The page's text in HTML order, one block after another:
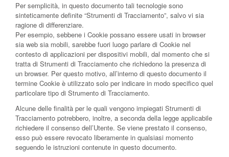
Per semplicità, in questo documento tali tecnologie sono
sinteticamente definite “Strumenti di Tracciamento”, salvo vi sia
ragione di differenziare.
Per esempio, sebbene i Cookie possano essere usati in browser
sia web sia mobili, sarebbe fuori luogo parlare di Cookie nel
contesto di applicazioni per dispositivi mobili, dal momento che si
tratta di Strumenti di Tracciamento che richiedono la presenza di
un browser. Per questo motivo, all’interno di questo documento il
termine Cookie è utilizzato solo per indicare in modo specifico quel
particolare tipo di Strumento di Tracciamento.
Alcune delle finalità per le quali vengono impiegati Strumenti di
Tracciamento potrebbero, inoltre, a seconda della legge applicabile
richiedere il consenso dell’Utente. Se viene prestato il consenso,
esso può essere revocato liberamente in qualsiasi momento
seguendo le istruzioni contenute in questo documento.